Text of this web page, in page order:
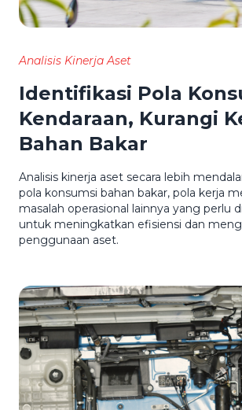
Analisis Kinerja Aset
Identifikasi Pola
Kendaraan, Kurangi
Bahan Bakar
Analisis kinerja aset secara lebih
pola konsumsi bahan bakar, pola kerja
masalah operasional lainnya yang perlu
untuk meningkatkan efisiensi dan
penggunaan aset.